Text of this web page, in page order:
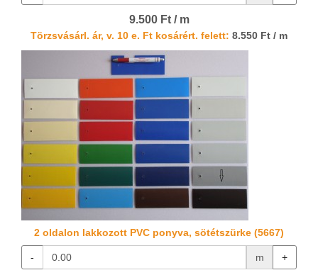
9.500 Ft / m
Törzsvásárl. ár, v. 10 e. Ft kosárért. felett: 8.550 Ft / m
2 oldalon lakkozott PVC ponyva, sötétszürke (5667)
- m +